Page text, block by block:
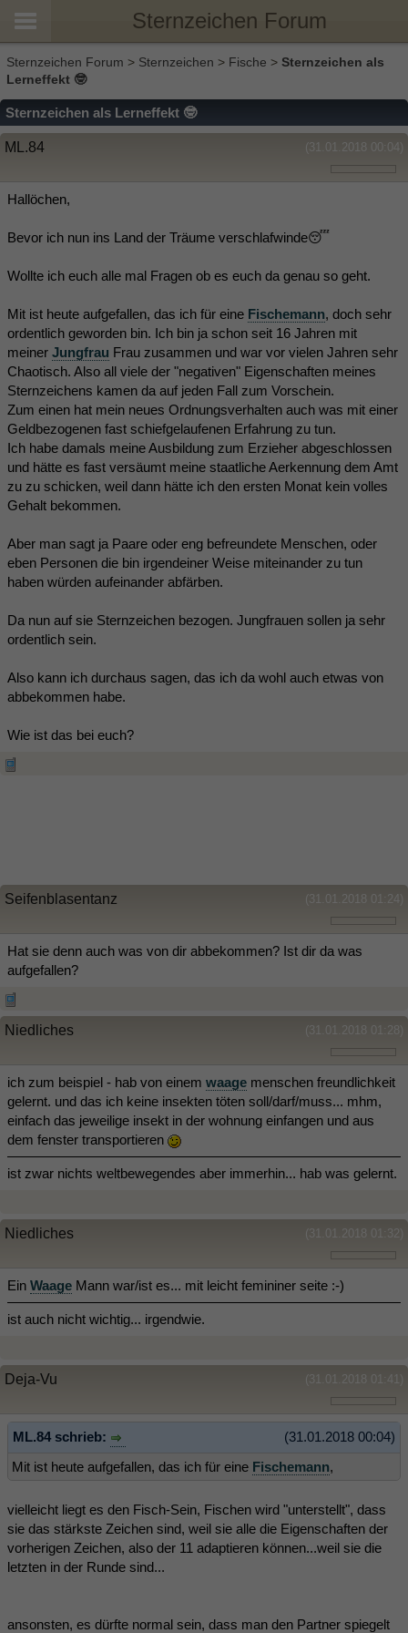
Sternzeichen Forum
Sternzeichen Forum > Sternzeichen > Fische > Sternzeichen als
Lerneffekt 🤓
Sternzeichen als Lerneffekt 🤓
(31.01.2018 00:04)
ML.84
Hallöchen,
Bevor ich nun ins Land der Träume verschlafwinde😴
Wollte ich euch alle mal Fragen ob es euch da genau so geht.
Mit ist heute aufgefallen, das ich für eine Fischemann, doch sehr
ordentlich geworden bin. Ich bin ja schon seit 16 Jahren mit
meiner Jungfrau Frau zusammen und war vor vielen Jahren sehr
Chaotisch. Also all viele der "negativen" Eigenschaften meines
Sternzeichens kamen da auf jeden Fall zum Vorschein.
Zum einen hat mein neues Ordnungsverhalten auch was mit einer
Geldbezogenen fast schiefgelaufenen Erfahrung zu tun.
Ich habe damals meine Ausbildung zum Erzieher abgeschlossen
und hätte es fast versäumt meine staatliche Aerkennung dem Amt
zu zu schicken, weil dann hätte ich den ersten Monat kein volles
Gehalt bekommen.
Aber man sagt ja Paare oder eng befreundete Menschen, oder
eben Personen die bin irgendeiner Weise miteinander zu tun
haben würden aufeinander abfärben.
Da nun auf sie Sternzeichen bezogen. Jungfrauen sollen ja sehr
ordentlich sein.
Also kann ich durchaus sagen, das ich da wohl auch etwas von
abbekommen habe.
Wie ist das bei euch?
(31.01.2018 01:24)
Seifenblasentanz
Hat sie denn auch was von dir abbekommen? Ist dir da was
aufgefallen?
(31.01.2018 01:28)
Niedliches
ich zum beispiel - hab von einem waage menschen freundlichkeit
gelernt. und das ich keine insekten töten soll/darf/muss... mhm,
einfach das jeweilige insekt in der wohnung einfangen und aus
dem fenster transportieren
ist zwar nichts weltbewegendes aber immerhin... hab was gelernt.
(31.01.2018 01:32)
Niedliches
Ein Waage Mann war/ist es... mit leicht femininer seite :-)
ist auch nicht wichtig... irgendwie.
(31.01.2018 01:41)
Deja-Vu
(31.01.2018 00:04)
ML.84 schrieb:
Mit ist heute aufgefallen, das ich für eine Fischemann,
vielleicht liegt es den Fisch-Sein, Fischen wird "unterstellt", dass
sie das stärkste Zeichen sind, weil sie alle die Eigenschaften der
vorherigen Zeichen, also der 11 adaptieren können...weil sie die
letzten in der Runde sind...
ansonsten, es dürfte normal sein, dass man den Partner spiegelt